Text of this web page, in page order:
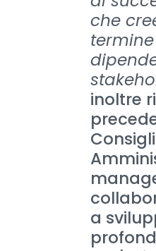
che
inoltre
a